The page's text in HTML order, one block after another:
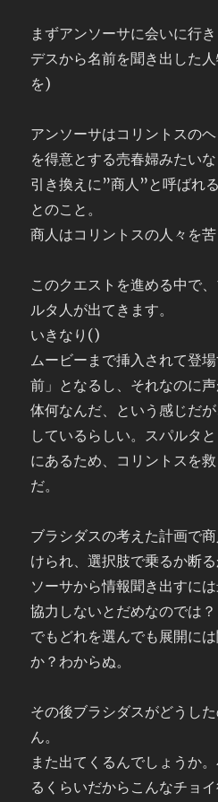
まずアンソーサに会いに行
デスから名前を聞き出した
を)
アンソーサはコリントスの
を得意とする売春婦みたい
引き換えに”商人”と呼ばれ
とのこと。
商人はコリントスの人々を苦
このクエストを進める中で
ルタ人が出てきます。
いきなり()
ムービーまで挿入されて登
前」となるし、それなのに
体何なんだ、という感じだ
しているらしい。スパルタ
にあるため、コリントスを
だ。
ブラシダスの考えた計画で
けられ、選択肢で乗るか断
ソーサから情報聞き出すに
協力しないとだめなのでは？
でもどれを選んでも展開に
か？わからぬ。
その後ブラシダスがどうし
ん。
また出てくるんでしょうか
るくらいだからこんなチョ